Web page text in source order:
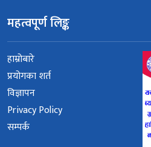
महत्वपूर्ण लिङ्क
हाम्रोबारे
प्रयोगका शर्त
विज्ञापन
Privacy Policy
सम्पर्क